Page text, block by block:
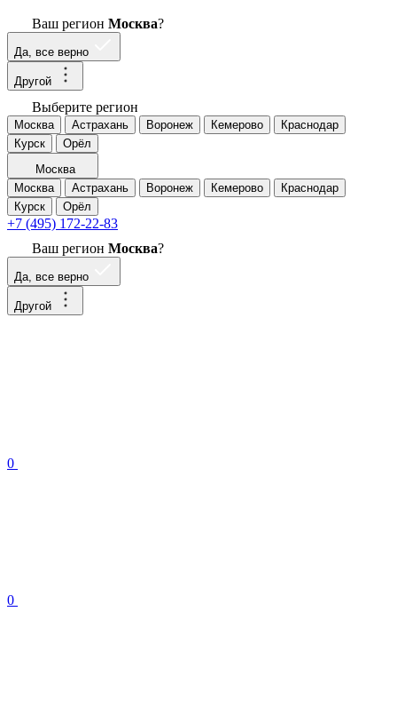
Ваш регион Москва?
Да, все верно
Другой
Выберите регион
Москва Астрахань Воронеж Кемерово
Краснодар
Курск
Орёл
Москва
Москва
Астрахань Воронеж Кемерово
Краснодар
Курск
Орёл
+7 (495) 172-22-83
Ваш регион Москва?
Да, все верно
Другой
0
0